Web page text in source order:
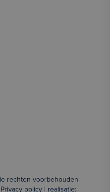
rechten voorbehouden |
Privacy policy | realisatie: